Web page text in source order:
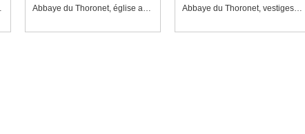
entrée Abbaye du Thoronet, église abbatiale, vue vers le choeur Abbaye du Thoronet, vestiges accolés au cellier